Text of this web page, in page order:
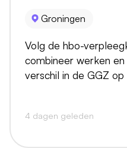
Groningen
Volg de hbo-
combineer werken
verschil in de GGZ
4 dagen geleden